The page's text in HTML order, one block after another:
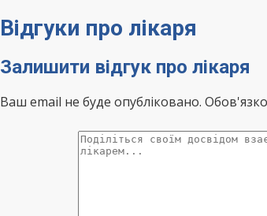
Відгуки про лікаря
Залишити відгук про лікаря
Ваш email не буде опубліковано.